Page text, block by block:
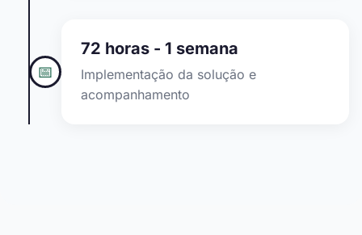
📅
72 horas - 1 semana
Implementação da solução e
acompanhamento